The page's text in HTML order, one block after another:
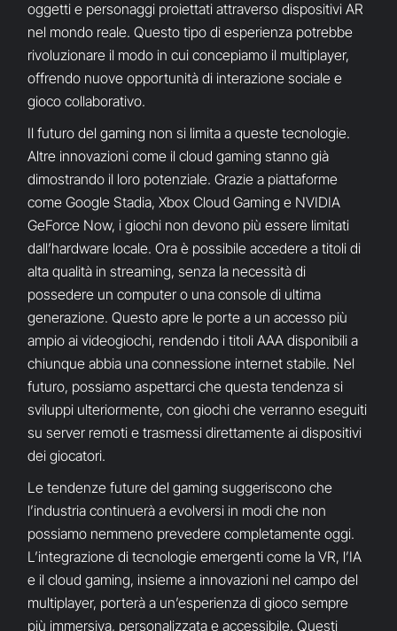
oggetti e personaggi proiettati attraverso dispositivi AR
nel mondo reale. Questo tipo di esperienza potrebbe
rivoluzionare il modo in cui concepiamo il multiplayer,
offrendo nuove opportunità di interazione sociale e
gioco collaborativo.
Il futuro del gaming non si limita a queste tecnologie.
Altre innovazioni come il cloud gaming stanno già
dimostrando il loro potenziale. Grazie a piattaforme
come Google Stadia, Xbox Cloud Gaming e NVIDIA
GeForce Now, i giochi non devono più essere limitati
dall’hardware locale. Ora è possibile accedere a titoli di
alta qualità in streaming, senza la necessità di
possedere un computer o una console di ultima
generazione. Questo apre le porte a un accesso più
ampio ai videogiochi, rendendo i titoli AAA disponibili a
chiunque abbia una connessione internet stabile. Nel
futuro, possiamo aspettarci che questa tendenza si
sviluppi ulteriormente, con giochi che verranno eseguiti
su server remoti e trasmessi direttamente ai dispositivi
dei giocatori.
Le tendenze future del gaming suggeriscono che
l’industria continuerà a evolversi in modi che non
possiamo nemmeno prevedere completamente oggi.
L’integrazione di tecnologie emergenti come la VR, l’IA
e il cloud gaming, insieme a innovazioni nel campo del
multiplayer, porterà a un’esperienza di gioco sempre
più immersiva, personalizzata e accessibile. Questi